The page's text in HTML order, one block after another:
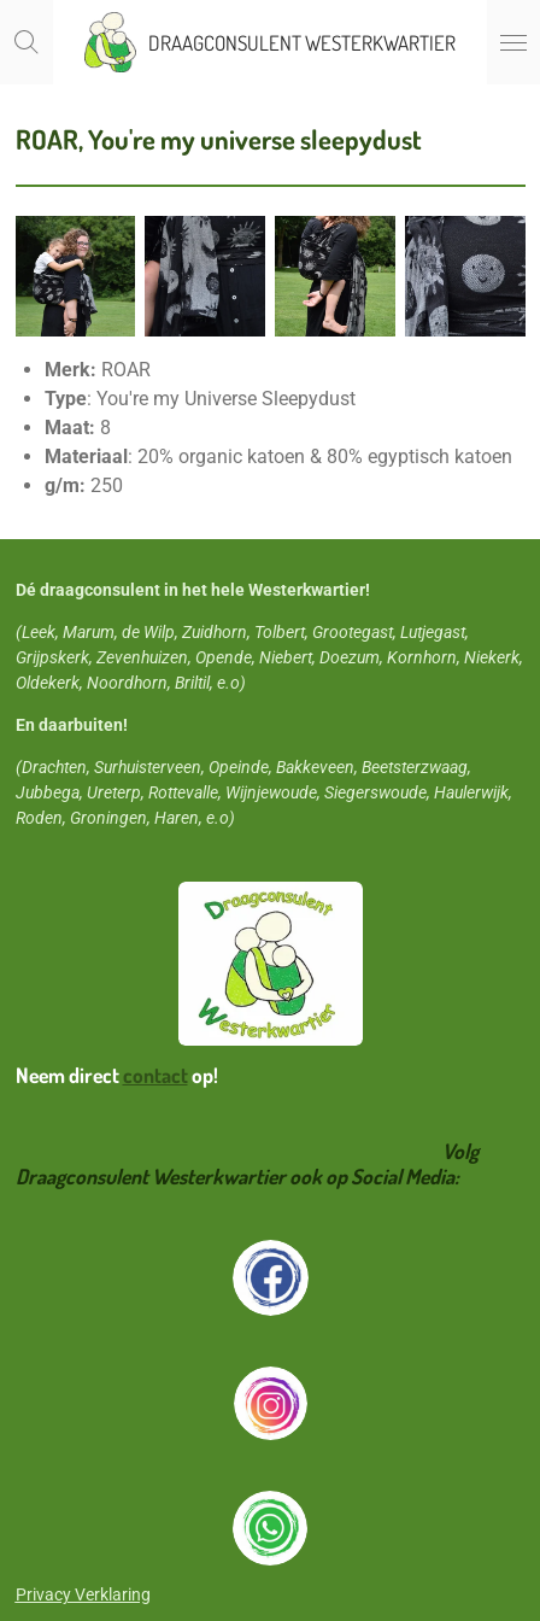
direct
hoofdinhoud
DRAAGCONSULENT WESTERKWARTIER
ROAR, You're my universe sleepydust
Merk: ROAR
Type: You're my Universe Sleepydust
Maat: 8
Materiaal: 20% organic katoen & 80% egyptisch katoen
g/m: 250
Dé draagconsulent in het hele Westerkwartier!
(Leek, Marum, de Wilp, Zuidhorn, Tolbert, Grootegast, Lutjegast,
Grijpskerk, Zevenhuizen, Opende, Niebert, Doezum, Kornhorn, Niekerk,
Oldekerk, Noordhorn, Briltil, e.o)
En daarbuiten!
(Drachten, Surhuisterveen, Opeinde, Bakkeveen, Beetsterzwaag,
Jubbega, Ureterp, Rottevalle, Wijnjewoude, Siegerswoude, Haulerwijk,
Roden, Groningen, Haren, e.o)
Neem directcontactop!
Volg
Draagconsulent Westerkwartier ook op Social Media:
Privacy Verklaring